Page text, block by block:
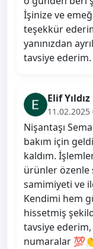
İşinize ve
teşekkür
yanınızdan
tavsiye ederim.
Elif Yıldız
11.02.2025
Nişantaşı
bakım için
kaldım.
ürünler özenle
samimiyeti ve
Kendimi hem
hissetmiş
tavsiye
numaralar